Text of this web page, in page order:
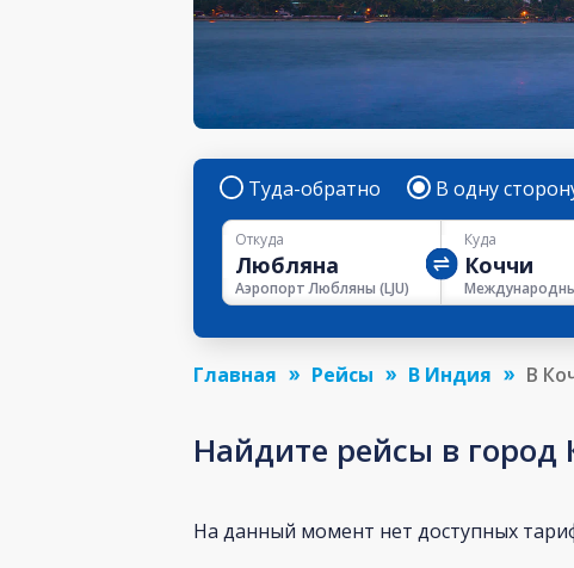
Туда-обратно В одну
Откуда
Аэропорт Любляны (LJU)
Куда
Главная Рейсы В Индия В
Найдите рейсы в город
На данный момент нет доступных